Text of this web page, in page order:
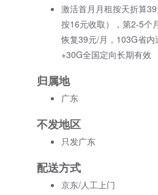
激活首月月租按天折算
按16元收取），第2-5个
恢复39元/月，103G省
+30G全国定向长期有效
归属地
广东
不发地区
只发广东
配送方式
京东/人工上门